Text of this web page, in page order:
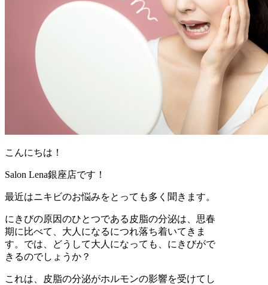
こんにちは！
Salon Lena銀座店です！
最近はニキビのお悩みをとっても多く聞きます。
にきびの原因のひとつである皮脂の分泌は、思春
期に比べて、大人になるにつれ落ち着いてきま
す。では、どうして大人になっても、にきびがで
きるのでしょうか？
これは、皮脂の分泌がホルモンの影響を受けてし